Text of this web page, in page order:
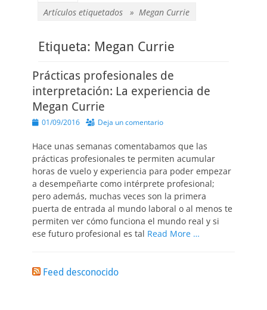
Artículos etiquetados » Megan Currie
Etiqueta: Megan Currie
Prácticas profesionales de
interpretación: La experiencia de
Megan Currie
Publicado
01/09/2016 Deja un comentario
Hace unas semanas comentabamos que las
prácticas profesionales te permiten acumular
horas de vuelo y experiencia para poder empezar
a desempeñarte como intérprete profesional;
pero además, muchas veces son la primera
puerta de entrada al mundo laboral o al menos te
permiten ver cómo funciona el mundo real y si
ese futuro profesional es tal Read More …
Feed desconocido